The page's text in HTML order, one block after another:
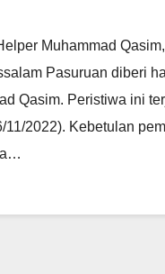
Mimpi
Muhammad
Pasuruan diberi
Qasim. Peristiwa ini
11/2022). Kebetulan